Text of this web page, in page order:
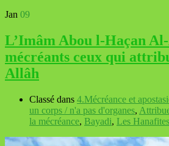
Jan 09
L’Imâm Abou l-Haçan
mécréants ceux qui
Allâh
Classé dans 4.Mécréance et
un corps / n'a pas d'organes,
la mécréance, Bayadi, Les Hanafites